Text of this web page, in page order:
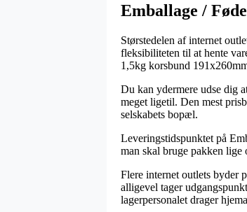
Emballage /
Størstedelen af internet
fleksibiliteten til at hente
1,5kg korsbund
Du kan ydermere udse dig
meget ligetil. Den mest
selskabets bopæl.
Leveringstidspunktet på
man skal bruge pakken lige
Flere internet outlets byder
alligevel tager
lagerpersonalet drager